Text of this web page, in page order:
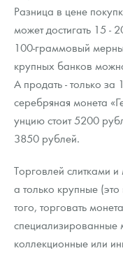
Разница в цене
может достигать 15 -
100-граммовый
крупных банков
А продать - только за
серебряная монета
унцию стоит 5200
3850 рублей.
Торговлей слитками
а только крупные
того, торговать
специализированные
коллекционные или